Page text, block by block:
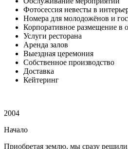
Фотосессия невесты в
Номера для молодожёнов и
Корпоративное размещение в
Услуги ресторана
Аренда залов
Выездная церемония
Собственное производство
Доставка
Кейтеринг
2004
Начало
Приобретая землю, мы сразу